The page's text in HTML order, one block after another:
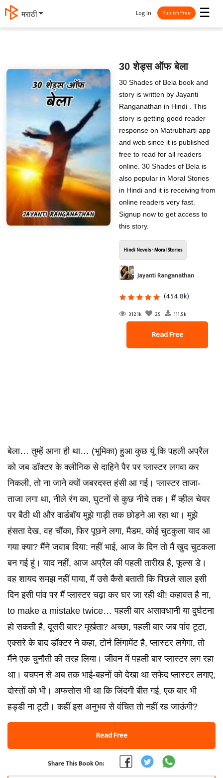
मराठी ☰
Log In Publish Free
30 शेड्स ऑफ बेला
30 Shades of Bela book and
story is written by Jayanti
Ranganathan in Hindi . This
story is getting good reader
response on Matrubharti app
and web since it is published
free to read for all readers
online. 30 Shades of Bela is
also popular in Moral Stories
in Hindi and it is receiving from
online readers very fast.
Signup now to get access to
this story.
Hindi Novels - Moral Stories
Jayanti Ranganathan
(454.8k)
312.1k 25 111.5k
Read Free
बेला… तुम्हें आना ही था… (भूमिका) हुआ कुछ यूं कि पहली अप्रैल
को जब डॉक्टर के क्लीनिक से दाहिने पैर पर प्लास्टर लगवा कर
निकली, तो ना जाने क्यों जबरदस्त हंसी आ गई। प्लास्टर ताजा-
ताजा लगा था, नीले रंग का, घुटनों से कुछ नीचे तक। मैं व्हील चेयर
पर बैठी थी और वार्डबॉय मुझे गाड़ी तक छोड़ने आ रहा था। मुझे
हंसता देख, वह चौंका, फिर पूछने लगा, मैडम, कोई चुटकुला याद आ
गया क्या? मैंने जवाब दिया: नहीं भाई, आज के दिन तो मैं खुद चुटकला
बन गई हूं। याद नहीं, आज अप्रैल की पहली तारीख है, फूल्स डे।
वह शायद समझ नहीं पाया, मैं उसे कैसे बताती कि पिछले साल इसी
दिन इसी पांव पर मैं प्लास्टर चढ़ा कर घर जा रही थी! कहावत है ना,
to make a mistake twice… पहली बार असावधानी या दुर्घटना
हो सकती है, दूसरी बार? मूर्खता? अच्छा, पहली बार जब पांव टूटा,
एक्सरे के बाद डॉक्टर ने कहा, टोर्न लिंगामेंट है, प्लास्टर लगेगा, तो
मैंने एक चुनौती की तरह लिया। जीवन में पहली बार प्लास्टर लग रहा
था। बचपन से अब तक भाई-बहनों को देखा था सफेद प्लास्टर लगाए,
दोस्तों को भी। अफसोस भी था कि जिंदगी बीत गई, एक बार भी
हड्डी ना टूटी। कहीं इस अनुभव से वंचित तो नहीं रह जाऊंगी?
Read Free
Share This Book On: